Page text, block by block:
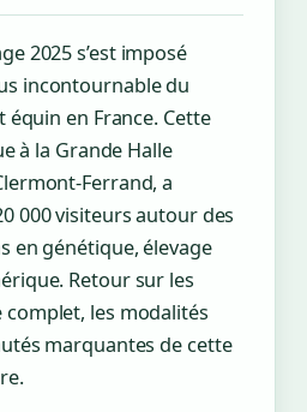
2025 s’est imposé
incontournable du
en France. Cette
à la Grande Halle
Ferrand, a
000 visiteurs autour des
en génétique, élevage
Retour sur les
les modalités
marquantes de cette